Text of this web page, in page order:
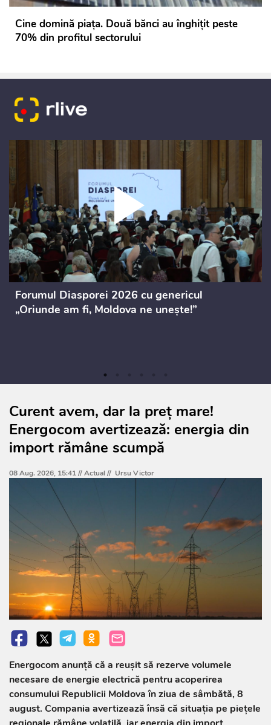
Cine domină piața. Două bănci au înghițit peste
70% din profitul sectorului
Forumul Diasporei 2026 cu genericul
„Oriunde am fi, Moldova ne unește!”
Curent avem, dar la preț mare!
Energocom avertizează: energia din
import rămâne scumpă
08 Aug. 2026, 15:41 //Actual// Ursu Victor
Energocom anunță că a reușit să rezerve volumele
necesare de energie electrică pentru acoperirea
consumului Republicii Moldova în ziua de sâmbătă, 8
august. Compania avertizează însă că situația pe piețele